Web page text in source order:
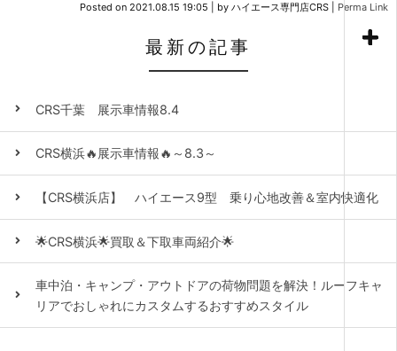
Posted on 2021.08.15 19:05 by ハイエース専門店CRS Perma Link
最新の記事
CRS千葉 展示車情報8.4
CRS横浜🔥展示車情報🔥～8.3～
【CRS横浜店】 ハイエース9型 乗り心地改善＆室内快適化
🌟CRS横浜🌟買取＆下取車両紹介🌟
車中泊・キャンプ・アウトドアの荷物問題を解決！ルーフキャ
リアでおしゃれにカスタムするおすすめスタイル